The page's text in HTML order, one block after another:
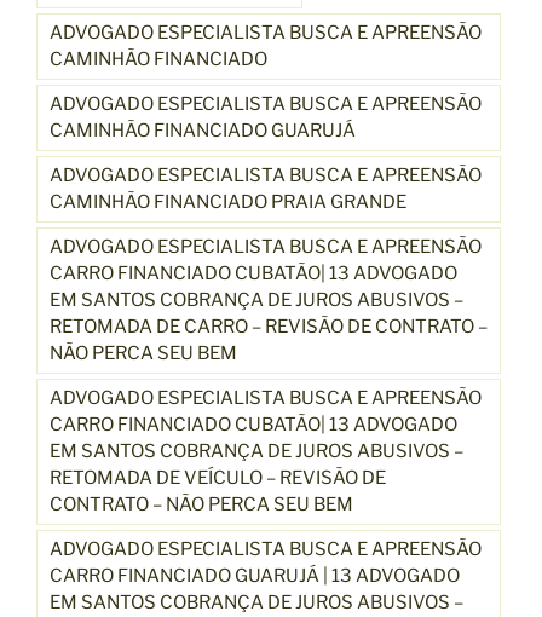
ADVOGADO ESPECIALISTA BUSCA E APREENSÃO
CAMINHÃO FINANCIADO
ADVOGADO ESPECIALISTA BUSCA E APREENSÃO
CAMINHÃO FINANCIADO GUARUJÁ
ADVOGADO ESPECIALISTA BUSCA E APREENSÃO
CAMINHÃO FINANCIADO PRAIA GRANDE
ADVOGADO ESPECIALISTA BUSCA E APREENSÃO
CARRO FINANCIADO CUBATÃO| 13 ADVOGADO
EM SANTOS COBRANÇA DE JUROS ABUSIVOS –
RETOMADA DE CARRO – REVISÃO DE CONTRATO –
NÃO PERCA SEU BEM
ADVOGADO ESPECIALISTA BUSCA E APREENSÃO
CARRO FINANCIADO CUBATÃO| 13 ADVOGADO
EM SANTOS COBRANÇA DE JUROS ABUSIVOS –
RETOMADA DE VEÍCULO – REVISÃO DE
CONTRATO – NÃO PERCA SEU BEM
ADVOGADO ESPECIALISTA BUSCA E APREENSÃO
CARRO FINANCIADO GUARUJÁ | 13 ADVOGADO
EM SANTOS COBRANÇA DE JUROS ABUSIVOS –